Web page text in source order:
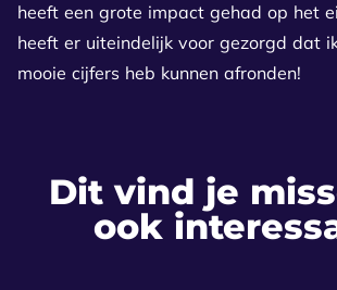
heeft een grote impact gehad op het
heeft er uiteindelijk voor gezorgd dat
mooie cijfers heb kunnen afronden!
Dit vind je
ook